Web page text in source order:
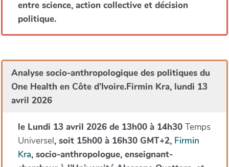
entre science, action collective et décision
politique.
Analyse socio-anthropologique des politiques du
One Health en Côte d’Ivoire.Firmin Kra, lundi 13
avril 2026
le Lundi 13 avril 2026 de 13h00 à 14h30 Temps
Universel, soit 15h00 à 16h30 GMT+2, Firmin
Kra, socio-anthropologue, enseignant-